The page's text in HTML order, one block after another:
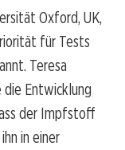
Oxford, UK,
für Tests
Teresa
die Entwicklung
der Impfstoff
in einer